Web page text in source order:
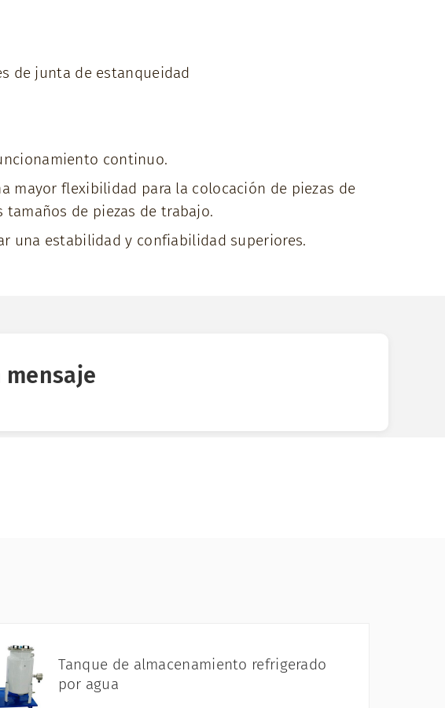
de junta de estanqueidad
continuo.
mayor flexibilidad para la colocación de piezas de
de piezas de trabajo.
una estabilidad y confiabilidad superiores.
mensaje
Tanque de almacenamiento refrigerado
por agua